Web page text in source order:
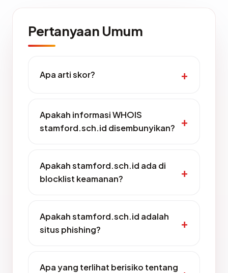
Pertanyaan Umum
Apa arti skor?
Apakah informasi WHOIS
stamford.sch.id disembunyikan?
Apakah stamford.sch.id ada di
blocklist keamanan?
Apakah stamford.sch.id adalah
situs phishing?
Apa yang terlihat berisiko tentang